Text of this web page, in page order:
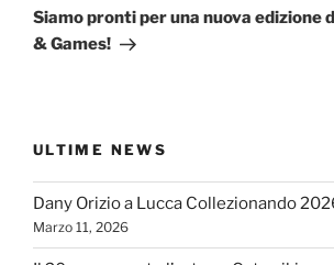
successivo
Siamo pronti per una nuova edizione
& Games!
ULTIME NEWS
Dany Orizio a Lucca Collezionando
Marzo 11, 2026